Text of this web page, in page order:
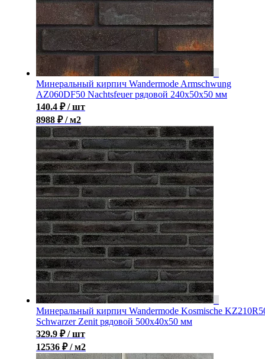
Минеральный кирпич Wandermode Armschwung
AZ060DF50 Nachtsfeuer рядовой 240x50x50 мм
140.4 ₽ / шт
8988 ₽ / м2
Минеральный кирпич Wandermode Kosmische
Schwarzer Zenit рядовой 500x40x50 мм
329.9 ₽ / шт
12536 ₽ / м2